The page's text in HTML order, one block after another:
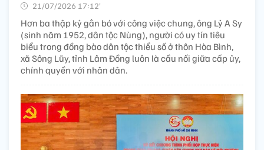
21/07/2026 17:12’
Hơn ba thập kỷ gắn bó với công việc chung, ông Lỷ A Sy
(sinh năm 1952, dân tộc Nùng), người có uy tín tiêu
biểu trong đồng bào dân tộc thiểu số ở thôn Hòa Bình,
xã Sông Lũy, tỉnh Lâm Đồng luôn là cầu nối giữa cấp ủy,
chính quyền với nhân dân.